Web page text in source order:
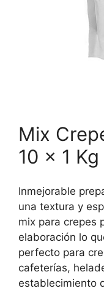
Mix
10 x 1 Kg
Inmejorable
una textura y
mix para crepes
elaboración lo
perfecto para
cafeterías,
establecimiento